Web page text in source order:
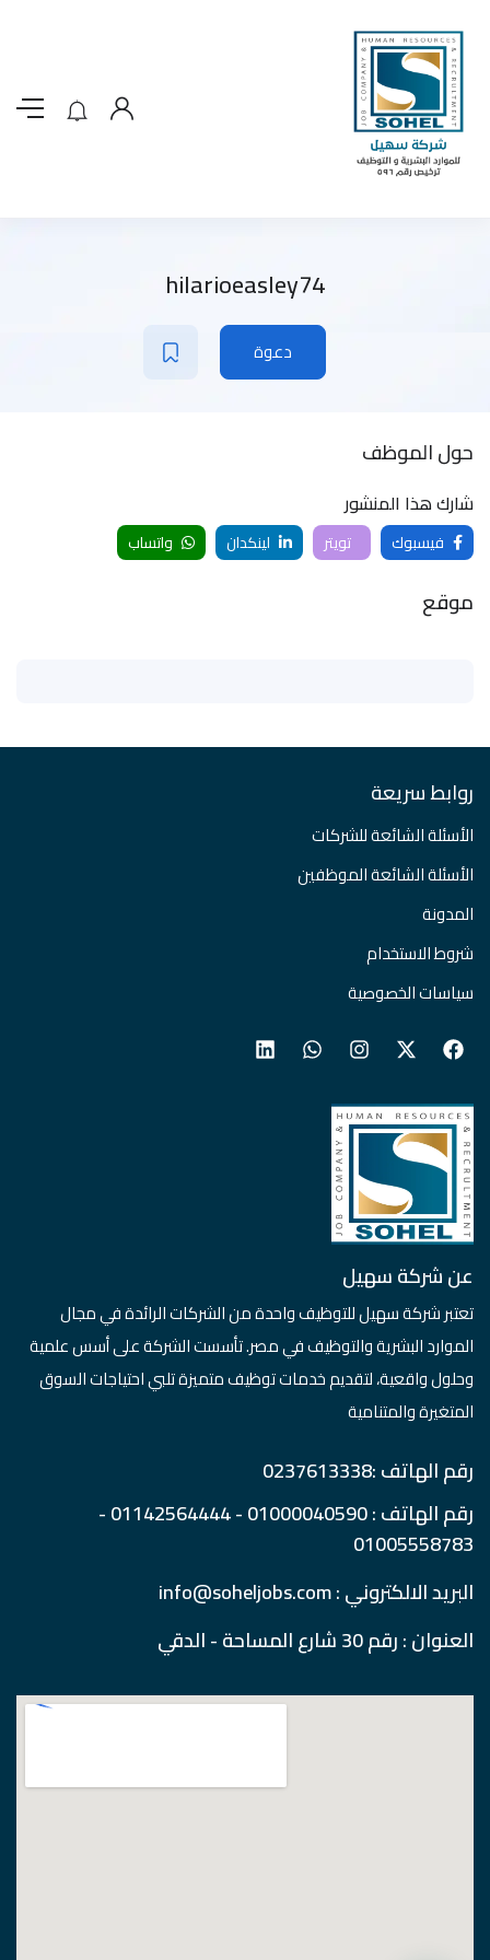
hilarioeasley74
دعوة
حول الموظف
شارك هذا المنشور
فيسبوك تويتر لينكدان واتساب
موقع
روابط سريعة
الأسئلة الشائعة للشركات
الأسئلة الشائعة الموظفين
المدونة
شروط الاستخدام
سياسات الخصوصية
عن شركة سهيل
تعتبر شركة سهيل للتوظيف واحدة من الشركات الرائدة في مجال
الموارد البشرية والتوظيف في مصر. تأسست الشركة على أسس علمية
وحلول واقعية، لتقديم خدمات توظيف متميزة تلبي احتياجات السوق
المتغيرة والمتنامية
رقم الهاتف :0237613338
رقم الهاتف : 01000040590 - 01142564444 -
01005558783
البريد الالكتروني : info@soheljobs.com
العنوان : رقم 30 شارع المساحة - الدقي